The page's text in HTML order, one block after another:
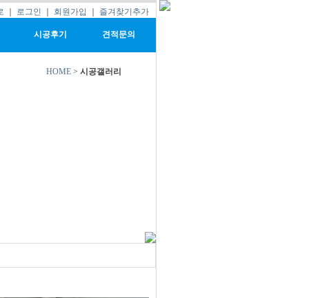
로그인 회원가입 즐겨찾기추가
시공후기 견적문의
HOME > 시공갤러리